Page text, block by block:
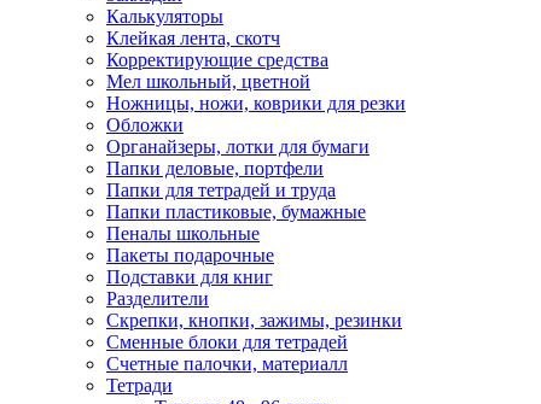
Калькуляторы
Клейкая лента, скотч
Корректирующие средства
Мел школьный, цветной
Ножницы, ножи, коврики для резки
Обложки
Органайзеры, лотки для бумаги
Папки деловые, портфели
Папки для тетрадей и труда
Папки пластиковые, бумажные
Пеналы школьные
Пакеты подарочные
Подставки для книг
Разделители
Скрепки, кнопки, зажимы, резинки
Сменные блоки для тетрадей
Счетные палочки, материалл
Тетради